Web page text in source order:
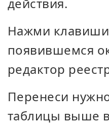
Нажми клавиши
появившемся
редактор
Перенеси
таблицы выше